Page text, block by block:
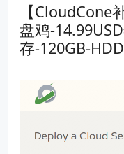
【CloudCone
盘鸡-
存-120GB-